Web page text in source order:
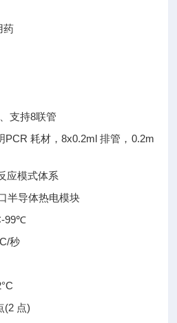
支持8联管
耗材，8x0.2ml 排管，0.2m
模式体系
导体热电模块
99℃
秒
点)